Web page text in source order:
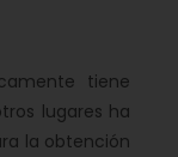
tiene
lugares ha
la obtención